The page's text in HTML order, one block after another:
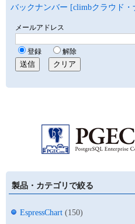
バックナンバー [climbクラウド・
製品・カテゴリで絞る
EspressChart (150)